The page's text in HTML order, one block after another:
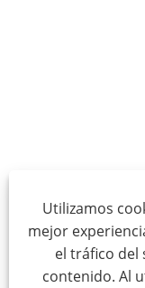
Utilizamos
mejor
el tráfico del
contenido. Al